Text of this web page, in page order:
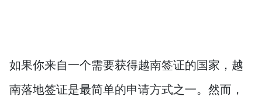
如果你来自一个需要获得越南签证的国家，越
南落地签证是最简单的申请方式之一。然而，